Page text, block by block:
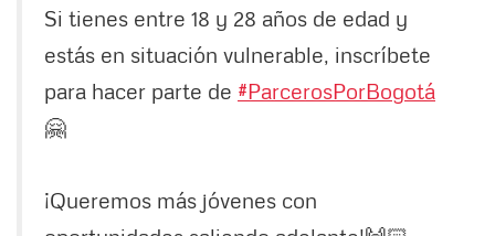
Si tienes entre 18 y 28 años de edad y
estás en situación vulnerable, inscríbete
para hacer parte de #ParcerosPorBogotá
🤗
¡Queremos más jóvenes con